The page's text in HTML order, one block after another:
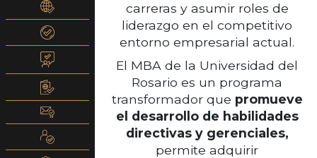
carreras y asumir roles de
liderazgo en el competitivo
entorno empresarial actual.
El MBA de la Universidad del
Rosario es un programa
transformador que promueve
el desarrollo de habilidades
directivas y gerenciales,
permite adquirir